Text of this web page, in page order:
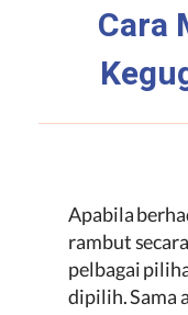
Cara
Apabila
rambut
pelbagai
dipilih. Sama